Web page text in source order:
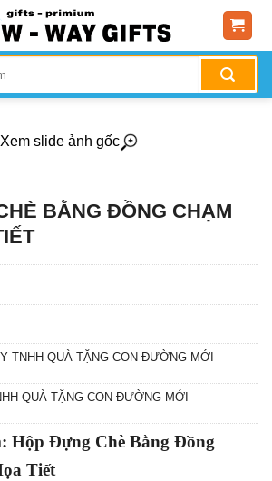
Xem slide ảnh gốc
BẰNG ĐỒNG CHẠM
TNHH QUÀ TẶNG CON ĐƯỜNG MỚI
QUÀ TẶNG CON ĐƯỜNG MỚI
Hộp Đựng Chè Bằng Đồng
Tiết